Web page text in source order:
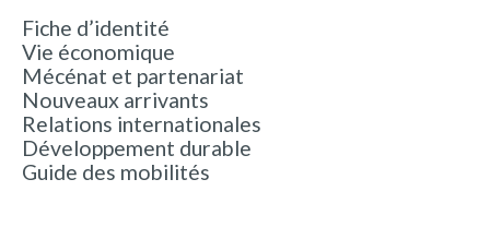
Fiche d’identité
Vie économique
Mécénat et partenariat
Nouveaux arrivants
Relations internationales
Développement durable
Guide des mobilités